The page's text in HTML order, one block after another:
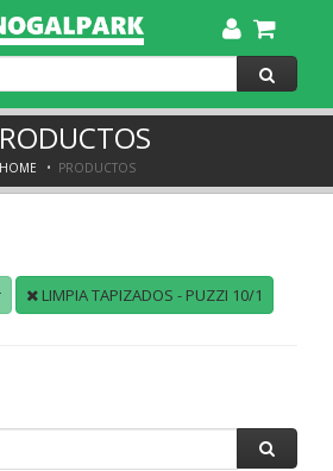
Toggle
Dropdown
HOME PRODUCTOS
LIMPIA TAPIZADOS - PUZZI 10/1